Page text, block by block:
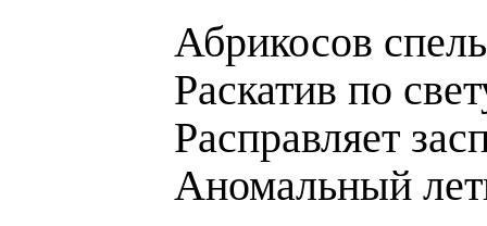
Абрикосов
Раскатив по
Расправляет
Аномальный